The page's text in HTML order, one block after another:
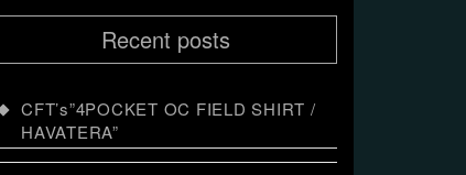
Recent posts
CFT’s”4POCKET OC FIELD SHIRT /
HAVATERA”